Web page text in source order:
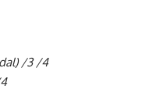
/3 /4